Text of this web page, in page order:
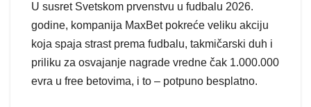
U susret Svetskom prvenstvu u fudbalu 2026.
godine, kompanija MaxBet pokreće veliku akciju
koja spaja strast prema fudbalu, takmičarski duh i
priliku za osvajanje nagrade vredne čak 1.000.000
evra u free betovima, i to – potpuno besplatno.